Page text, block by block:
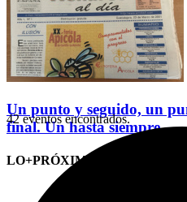
Un punto y seguido, un
final. Un hasta siempre
LO+PRÓXIMO (CITAS)
42 eventos encontrados.